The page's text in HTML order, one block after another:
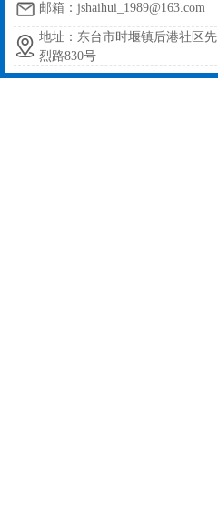
邮箱：jshaihui_1989@163.com
地址：东台市时堰镇后港社区先
烈路830号